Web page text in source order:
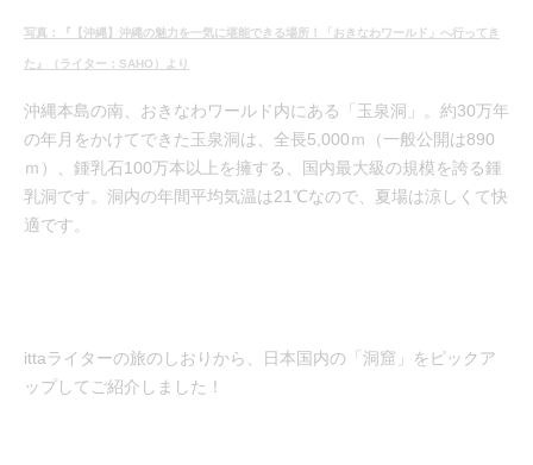
写真：『【沖縄】沖縄の魅力を一気に堪能できる場所！「おきなわワールド」へ行ってき
た』（ライター：SAHO）より
沖縄本島の南、おきなわワールド内にある「玉泉洞」。約30万年
の年月をかけてできた玉泉洞は、全長5,000ｍ（一般公開は890
ｍ）、鍾乳石100万本以上を擁する、国内最大級の規模を誇る鍾
乳洞です。洞内の年間平均気温は21℃なので、夏場は涼しくて快
適です。
ittaライターの旅のしおりから、日本国内の「洞窟」をピックア
ップしてご紹介しました！